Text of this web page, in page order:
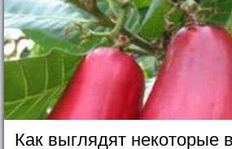
Как выглядят некоторые